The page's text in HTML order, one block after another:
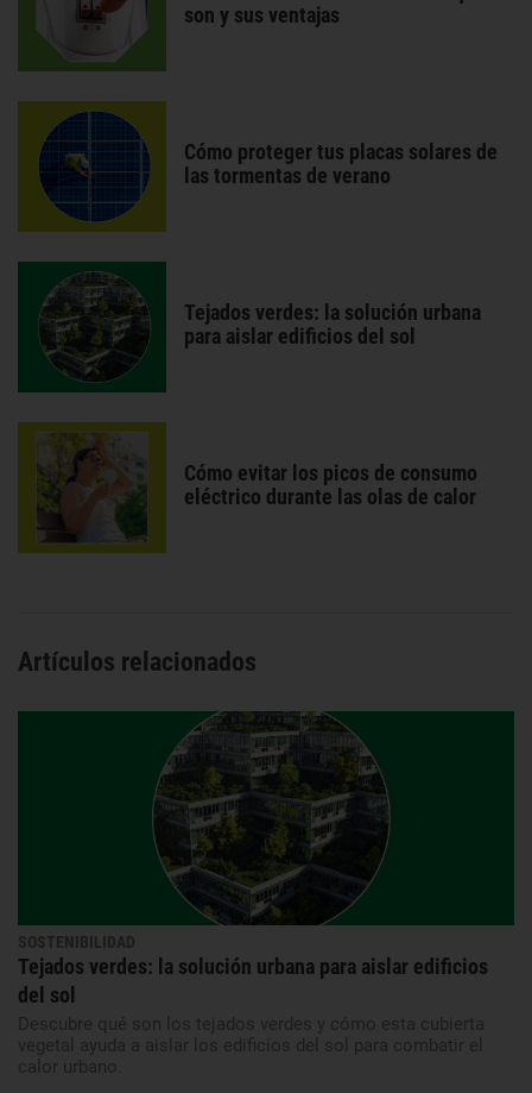
son y sus ventajas
Cómo proteger tus placas solares de
las tormentas de verano
Tejados verdes: la solución urbana
para aislar edificios del sol
Cómo evitar los picos de consumo
eléctrico durante las olas de calor
Artículos relacionados
SOSTENIBILIDAD
Tejados verdes: la solución urbana para aislar edificios
del sol
Descubre qué son los tejados verdes y cómo esta cubierta
vegetal ayuda a aislar los edificios del sol para combatir el
calor urbano.